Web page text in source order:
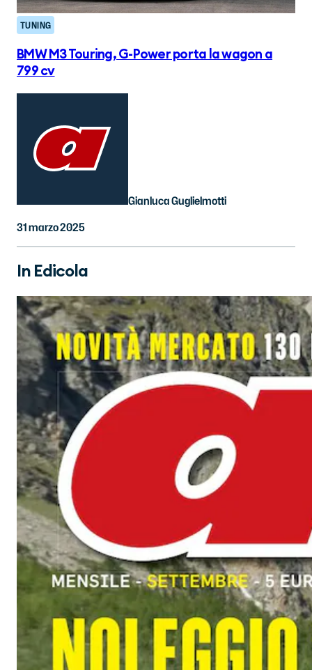
TUNING
BMW M3 Touring, G-Power porta la wagon a
799 cv
Gianluca Guglielmotti
31 marzo 2025
In Edicola